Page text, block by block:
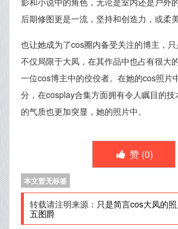
后期修图更是一流，坚持和创造力，或柔美
也让她成为了cos圈内备受关注的博主，
不仅局限于大凤，在其作品中也占有很大
一位cos博主中的佼佼者。在她的cos照片
分，在cosplay合集方面拥有令人瞩目的
的气质也更加突显，她的照片中。
赞 (0)
本文暂无标签
转载请注明来源： 只是简言cos大凤的照
五图爵